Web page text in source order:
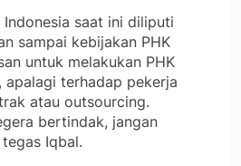
Indonesia saat ini diliputi
sampai kebijakan PHK
untuk melakukan PHK
apalagi terhadap pekerja
atau outsourcing.
bertindak, jangan
Iqbal.